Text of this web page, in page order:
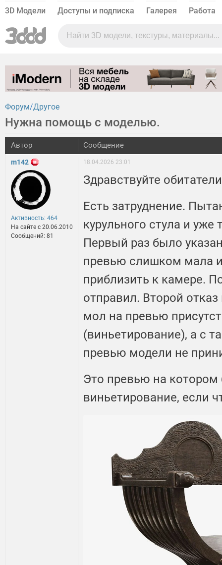
3D Модели Доступы и подписка Галерея Работа
Форум Другое
Нужна помощь с моделью.
Автор Сообщение
m142
Активность: 464
На сайте c 20.06.2010
Сообщений: 81
18.04.2026 23:01
Здравствуйте
Есть затруднение.
курульного стула и уже
Первый раз было
превью слишком мала
приблизить к камере.
отправил. Второй
мол на превью
(виньетирование), а с
превью модели не
Это превью на
виньетирование, если